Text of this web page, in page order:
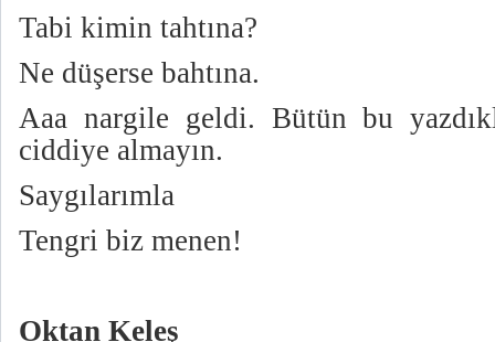
Tabi kimin tahtına?
Ne düşerse bahtına.
Aaa nargile geldi. Bütün bu
ciddiye almayın.
Saygılarımla
Tengri biz menen!
Oktan Keleş